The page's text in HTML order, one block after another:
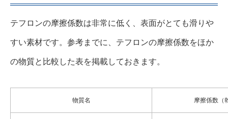
テフロンの摩擦係数は非常に低く、表面がとても滑りや
すい素材です。参考までに、テフロンの摩擦係数をほか
の物質と比較した表を掲載しておきます。
物質名 摩擦係数（